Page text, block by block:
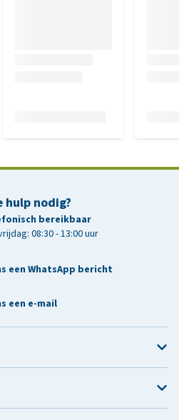
hulp nodig?
bereikbaar
08:30 - 13:00 uur
een WhatsApp bericht
een e-mail